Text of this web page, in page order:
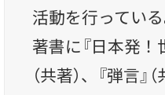
活動を行っている
著書に『日本発！
（共著）、『弾言』